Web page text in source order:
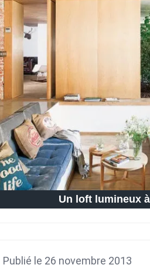
Un loft lumineux
Publié le 26 novembre 2013